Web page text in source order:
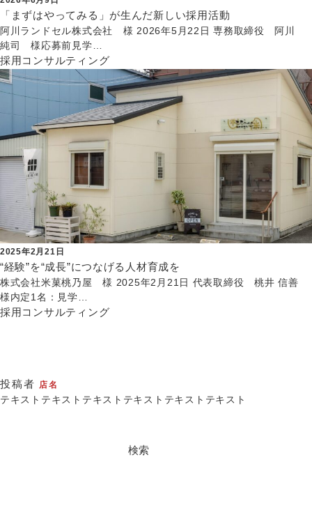
「まずはやってみる」が生んだ新しい採用活動
阿川ランドセル株式会社 様 2026年5月22日 専務取締役 阿川
純司 様応募前見学…
採用コンサルティング
2025年2月21日
“経験”を“成長”につなげる人材育成を
株式会社米菓桃乃屋 様 2025年2月21日 代表取締役 桃井 信善
様内定1名：見学…
採用コンサルティング
投稿者 店名
テキストテキストテキストテキストテキストテキスト